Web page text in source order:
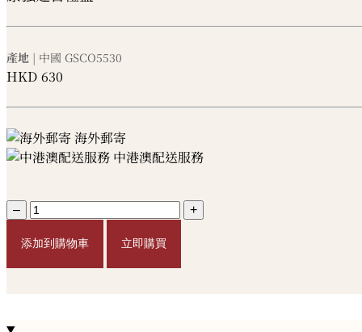
產地 | 中國 GSCO5530
HKD 630
海外郵寄
中港澳配送服務
– +
添加到購物車 立即購買